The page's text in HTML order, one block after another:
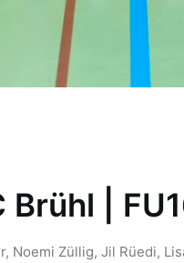
Brühl |
Noemi Züllig, Jil Rüedi,